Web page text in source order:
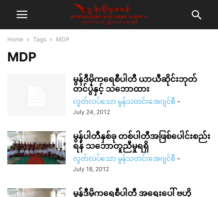
Home Tags MDP
MDP
မွန်ဒီမိုကရေစီပါတီ ယာယီဆိုင်းဘုတ်
တင်ပွဲနှင့် သဘောထား
လွတ်လပ်သော မွန်သတင်းအေဂျင်စီ -
July 24, 2012
မွန်ပါတီနှစ်ခု တစ်ပါတီအဖြစ်ပေါင်းစည်း
ရန် သဘောတူညီမှုရရှိ
လွတ်လပ်သော မွန်သတင်းအေဂျင်စီ -
July 18, 2012
မွန်ဒီမိုကရေစီပါတီ အရေးပေါ် ဗဟို